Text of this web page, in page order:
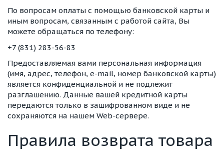
По вопросам оплаты с помощью банковской карты и
иным вопросам, связанным с работой сайта, Вы
можете обращаться по телефону:
+7 (831) 283-56-83
Предоставляемая вами персональная информация
(имя, адрес, телефон, e-mail, номер банковской карты)
является конфиденциальной и не подлежит
разглашению. Данные вашей кредитной карты
передаются только в зашифрованном виде и не
сохраняются на нашем Web-сервере.
Правила возврата товара